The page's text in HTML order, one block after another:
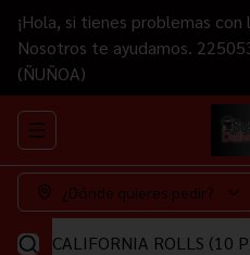
¡Hola, si tienes problemas con
Nosotros te ayudamos.
(ÑUÑOA)
Abrir menu de navegación
¿Dónde quieres pedir?
CALIFORNIA ROLLS (10